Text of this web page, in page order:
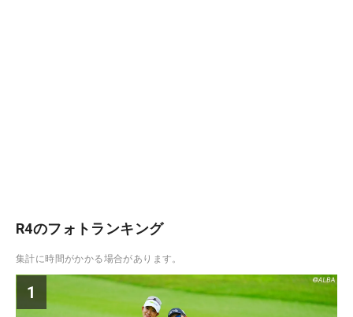
R4のフォトランキング
集計に時間がかかる場合があります。
1